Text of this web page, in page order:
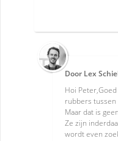
Door Lex
Hoi
rubbers
Maar dat is
Ze zijn
wordt even